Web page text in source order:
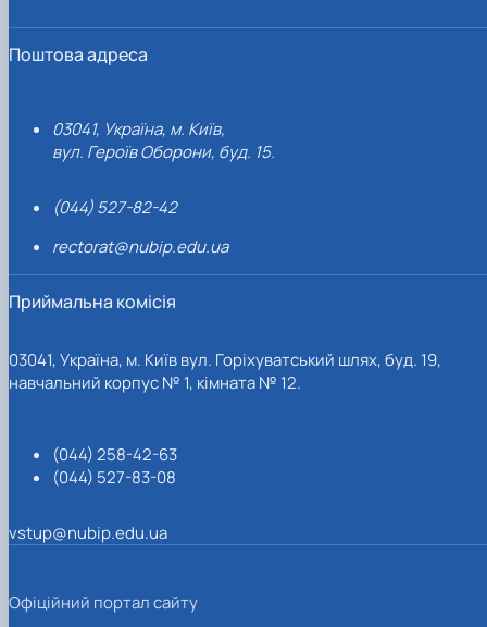
Поштова адреса
03041, Україна, м. Київ,
вул. Героїв Оборони, буд. 15.
(044) 527-82-42
rectorat@nubip.edu.ua
Приймальна комісія
03041, Україна, м. Київ вул. Горіхуватський шлях, буд. 19,
навчальний корпус № 1, кімната № 12.
(044) 258-42-63
(044) 527-83-08
vstup@nubip.edu.ua
Офіційний портал сайту